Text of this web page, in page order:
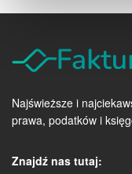
Najświeższe i
prawa, podatków i
Znajdź nas tutaj: